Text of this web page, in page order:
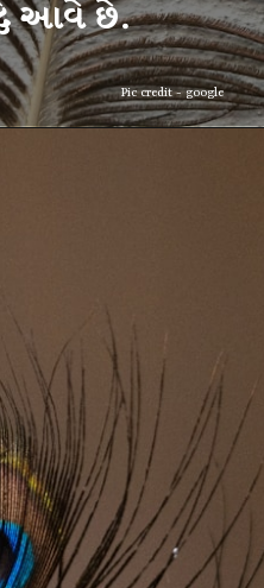
આવે છે.
Pic credit - google